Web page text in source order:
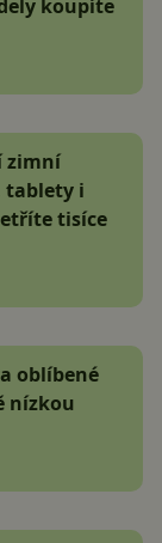
koupíte
zimní
tablety i
tisíce
oblíbené
nízkou